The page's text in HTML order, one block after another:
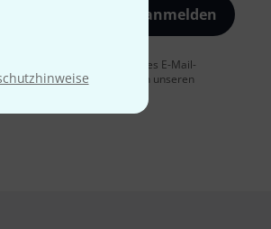
Jetzt anmelden
und einer Messung des E-Mail-
Informationen finden Sie in unseren